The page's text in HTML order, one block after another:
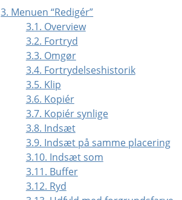
3. Menuen“Redigér”
3.1. Overview
3.2. Fortryd
3.3. Omgør
3.4. Fortrydelseshistorik
3.5. Klip
3.6. Kopiér
3.7. Kopiér synlige
3.8. Indsæt
3.9. Indsæt på samme placering
3.10. Indsæt som
3.11. Buffer
3.12. Ryd